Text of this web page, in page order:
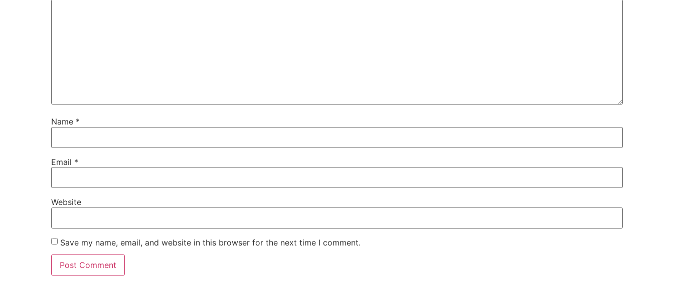
Name *
Email *
Website
Save my name, email, and website in this browser for the next time I comment.